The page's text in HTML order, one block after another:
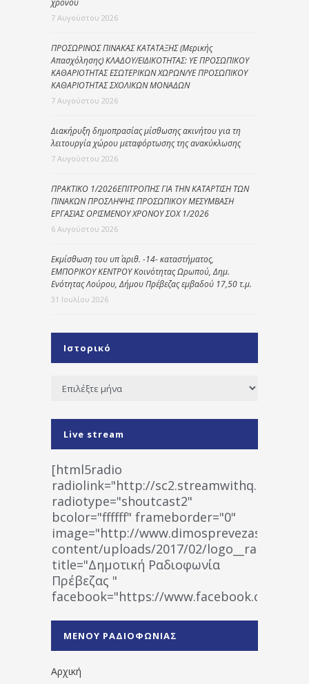
7 Αυγούστου 2026
ΠΡΟΣΩΡΙΝΟΣ ΠΙΝΑΚΑΣ ΚΑΤΑΤΑΞΗΣ (Μερικής
Απασχόλησης) ΚΛΑΔΟΥ/ΕΙΔΙΚΟΤΗΤΑΣ: ΥΕ ΠΡΟΣΩΠΙΚΟΥ
ΚΑΘΑΡΙΟΤΗΤΑΣ ΕΣΩΤΕΡΙΚΩΝ ΧΩΡΩΝ/ΥΕ ΠΡΟΣΩΠΙΚΟΥ
ΚΑΘΑΡΙΟΤΗΤΑΣ ΣΧΟΛΙΚΩΝ ΜΟΝΑΔΩΝ
7 Αυγούστου 2026
Διακήρυξη δημοπρασίας μίσθωσης ακινήτου για τη
λειτουργία χώρου μεταφόρτωσης της ανακύκλωσης
7 Αυγούστου 2026
ΠΡΑΚΤΙΚΟ 1/2026ΕΠΙΤΡΟΠΗΣ ΓΙΑ ΤΗΝ ΚΑΤΑΡΤΙΣΗ ΤΩΝ
ΠΙΝΑΚΩΝ ΠΡΟΣΛΗΨΗΣ ΠΡΟΣΩΠΙΚΟΥ ΜΕΣΥΜΒΑΣΗ
ΕΡΓΑΣΙΑΣ ΟΡΙΣΜΕΝΟΥ ΧΡΟΝΟΥ ΣΟΧ 1/2026
6 Αυγούστου 2026
Εκμίσθωση του υπ΄ αριθ. -14- καταστήματος,
ΕΜΠΟΡΙΚΟΥ ΚΕΝΤΡΟΥ Κοινότητας Ωρωπού, Δημ.
Ενότητας Λούρου, Δήμου Πρέβεζας εμβαδού 17,50 τ.μ.
31 Ιουλίου 2026
Ιστορικό
Ιστορικό
Live stream
[html5radio
radiolink="http://
radiotype="shoutcast2"
bcolor="ffffff" frameborder="0"
image="http://www.dimosprevezas.gr/wp-
content/uploads/2017/02/
title="Δημοτική Ραδιοφωνία
Πρέβεζας "
facebook="https://www.facebook.com/
1531194763766854/" artist="" ]
ΜΕΝΟΥ ΡΑΔΙΟΦΩΝΙΑΣ
Αρχική